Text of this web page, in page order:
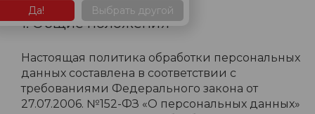
1. Общие положения
Настоящая политика обработки персональных
данных составлена в соответствии с
требованиями Федерального закона от
27.07.2006. №152-ФЗ «О персональных данных»
Да! Выбрать другой